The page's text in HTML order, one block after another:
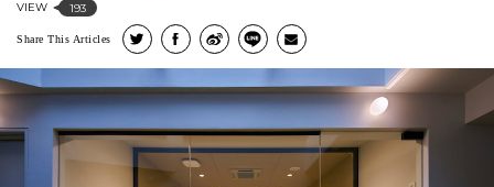
VIEW 193
Share This Articles